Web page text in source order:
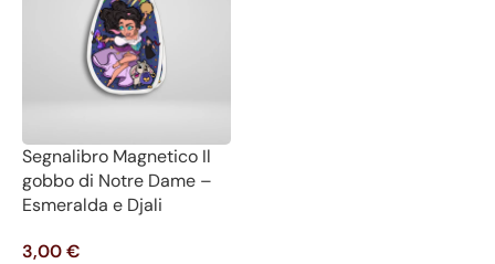
Segnalibro Magnetico Il
gobbo di Notre Dame –
Esmeralda e Djali
3,00€